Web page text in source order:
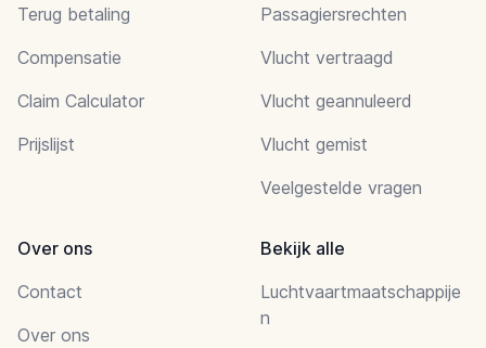
Terug betaling
Compensatie
Claim Calculator
Prijslijst
Passagiersrechten
Vlucht vertraagd
Vlucht geannuleerd
Vlucht gemist
Veelgestelde vragen
Over ons
Contact
Over ons
Bekijk alle
Luchtvaartmaatschappije
n